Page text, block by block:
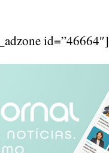
id=”46664″]